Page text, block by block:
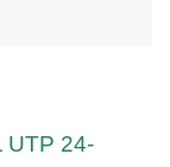
UTP 24-